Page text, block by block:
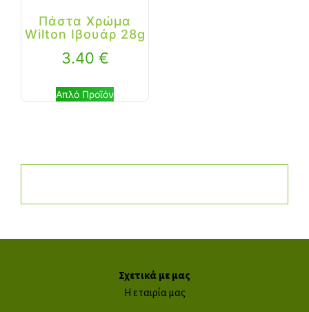
Πάστα Χρώμα
Wilton Ιβουάρ 28g
3.40 €
Απλό Προϊόν
Σχετικά με μας
Η εταιρία μας